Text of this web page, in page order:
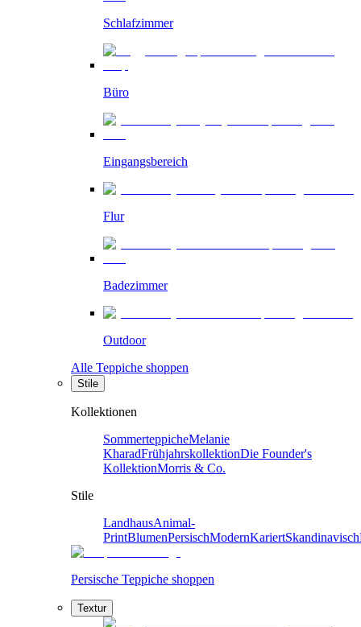
Schlafzimmer
Büro
Eingangsbereich
Flur
Badezimmer
Outdoor
Alle Teppiche shoppen
Stile
Kollektionen
SommerteppicheMelanie
KharadFrühjahrskollektionDie Founder's
KollektionMorris & Co.
Stile
LandhausAnimal-
PrintBlumenPersischModernKariertSkandinavisch
Persische Teppiche shoppen
Textur